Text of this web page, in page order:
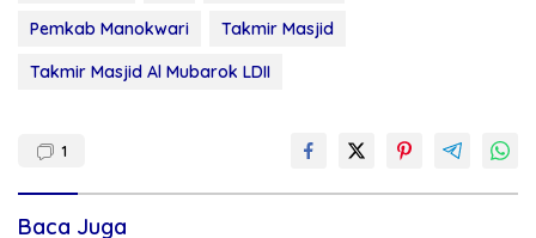
Pemkab Manokwari
Takmir Masjid
Takmir Masjid Al Mubarok LDII
1
Baca Juga